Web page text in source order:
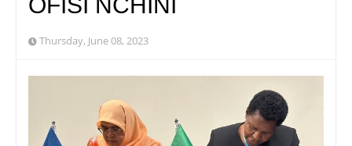
Thursday, June 08, 2023